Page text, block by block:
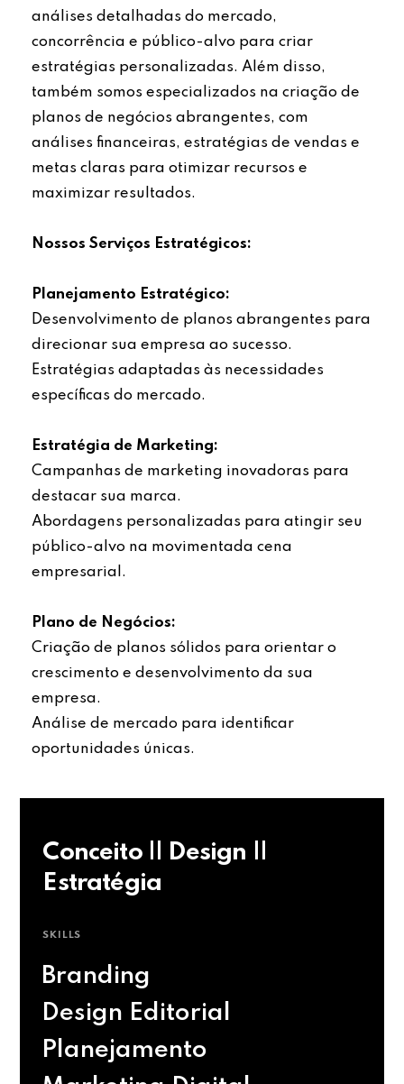
análises detalhadas do mercado,
concorrência e público-alvo para criar
estratégias personalizadas. Além disso,
também somos especializados na criação de
planos de negócios abrangentes, com
análises financeiras, estratégias de vendas e
metas claras para otimizar recursos e
maximizar resultados.
Nossos Serviços Estratégicos:
Planejamento Estratégico:
Desenvolvimento de planos abrangentes para
direcionar sua empresa ao sucesso.
Estratégias adaptadas às necessidades
específicas do mercado.
Estratégia de Marketing:
Campanhas de marketing inovadoras para
destacar sua marca.
Abordagens personalizadas para atingir seu
público-alvo na movimentada cena
empresarial.
Plano de Negócios:
Criação de planos sólidos para orientar o
crescimento e desenvolvimento da sua
empresa.
Análise de mercado para identificar
oportunidades únicas.
Conceito || Design ||
Estratégia
SKILLS
Branding
Design Editorial
Planejamento